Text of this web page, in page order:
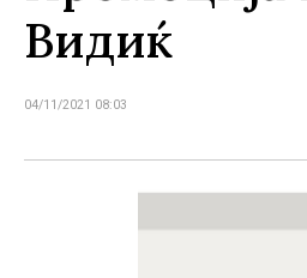
Видиќ
04/11/2021 08:03